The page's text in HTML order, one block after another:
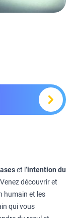
et l’intention du
découvrir et
humain et les
qui vous